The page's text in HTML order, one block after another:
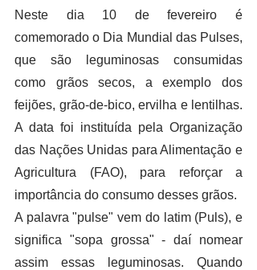
Neste dia 10 de fevereiro é
comemorado o Dia Mundial das Pulses,
que são leguminosas consumidas
como grãos secos, a exemplo dos
feijões, grão-de-bico, ervilha e lentilhas.
A data foi instituída pela Organização
das Nações Unidas para Alimentação e
Agricultura (FAO), para reforçar a
importância do consumo desses grãos.
A palavra "pulse" vem do latim (Puls), e
significa "sopa grossa" - daí nomear
assim essas leguminosas. Quando